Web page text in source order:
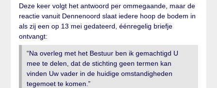
Deze keer volgt het antwoord per ommegaande, maar de
reactie vanuit Dennenoord slaat iedere hoop de bodem in
als zij een op 13 mei gedateerd, éénregelig briefje
ontvangt:
“Na overleg met het Bestuur ben ik gemachtigd U
mee te delen, dat de stichting geen termen kan
vinden Uw vader in de huidige omstandigheden
tegemoet te komen.”